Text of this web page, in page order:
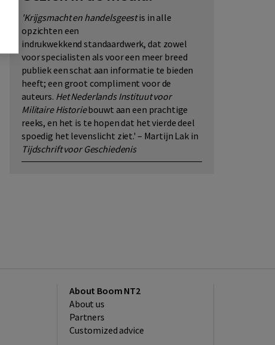
'Krijgsmacht en handelsgeestis in alle
opzichten een
indrukwekkend standaardwerk, dat zowel
voor specialisten als voor een meer breed
publiek een schat aan informatie te bieden
heeft; een groot compliment voor de
auteurs. HetNederlands Instituut voor
Militaire Historiebouwt aan een prachtige
reeks, en het is te hopen dat het vierde deel
spoedig het levenslicht ziet.' – Martijn Lak in
Tijdschrift voor Geschiedenis
About Boom NT2
About us
Partners
Customized advice